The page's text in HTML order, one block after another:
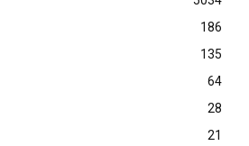
186
135
64
28
21